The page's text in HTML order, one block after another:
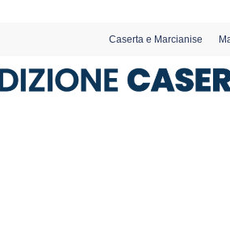
Caserta e Marcianise